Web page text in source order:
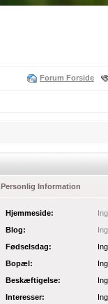
Forum Forside
Personlig Information
Hjemmeside:
Blog:
Fødselsdag:
Bopæl:
Beskæftigelse:
Interesser: